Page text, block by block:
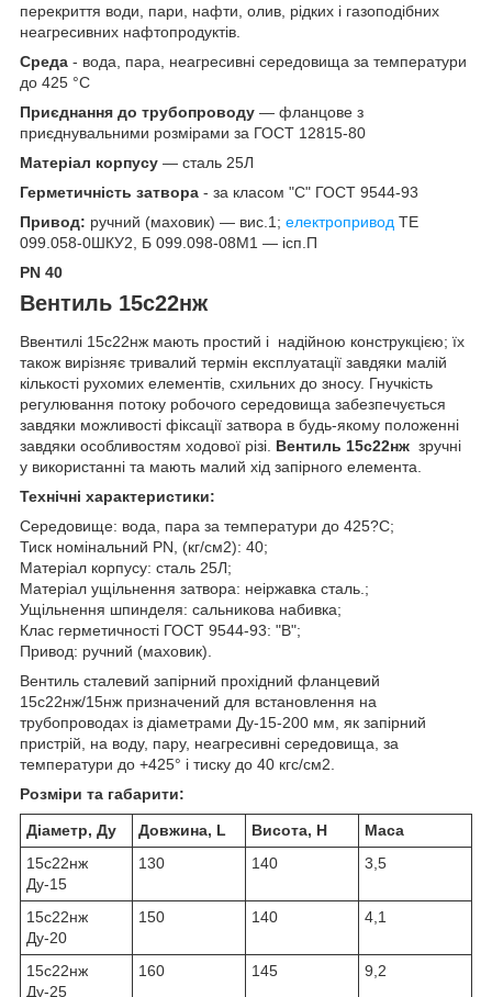
перекриття води, пари, нафти, олив, рідких і газоподібних
неагресивних нафтопродуктів.
Среда - вода, пара, неагресивні середовища за температури
до 425 °C
Приєднання до трубопроводу — фланцове з
приєднувальними розмірами за ГОСТ 12815-80
Матеріал корпусу — сталь 25Л
Герметичність затвора - за класом "С" ГОСТ 9544-93
Привод: ручний (маховик) — вис.1; електропривод ТЕ
099.058-0ШКУ2, Б 099.098-08М1 — ісп.П
PN 40
Вентиль 15с22нж
Ввентилі 15с22нж мають простий і надійною конструкцією; їх
також вирізняє тривалий термін експлуатації завдяки малій
кількості рухомих елементів, схильних до зносу. Гнучкість
регулювання потоку робочого середовища забезпечується
завдяки можливості фіксації затвора в будь-якому положенні
завдяки особливостям ходової різі. Вентиль 15с22нж зручні
у використанні та мають малий хід запірного елемента.
Технічні характеристики:
Середовище: вода, пара за температури до 425?С;
Тиск номінальний PN, (кг/см2): 40;
Матеріал корпусу: сталь 25Л;
Матеріал ущільнення затвора: неіржавка сталь.;
Ущільнення шпинделя: сальникова набивка;
Клас герметичності ГОСТ 9544-93: "В";
Привод: ручний (маховик).
Вентиль сталевий запірний прохідний фланцевий
15с22нж/15нж призначений для встановлення на
трубопроводах із діаметрами Ду-15-200 мм, як запірний
пристрій, на воду, пару, неагресивні середовища, за
температури до +425° і тиску до 40 кгс/см2.
Розміри та габарити:
Діаметр, Ду Довжина, L Висота, H
Маса
15с22нж
Ду-15
130 140 3,5
15с22нж
Ду-20
150 140 4,1
15с22нж
Ду-25
160 145 9,2